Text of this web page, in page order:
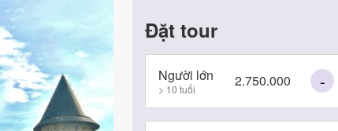
Đặt tour
Người lớn
> 10 tuổi 2.750.000 -